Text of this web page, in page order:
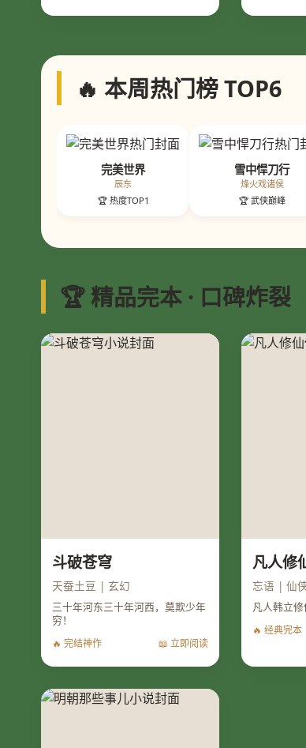
🔥 本周热门榜 TOP6
完美世界
辰东
🏆 热度TOP1
雪中悍刀行
烽火戏诸侯
🏆 武侠巅峰
🏆 精品完本 · 口碑炸裂
斗破苍穹
天蚕土豆 | 玄幻
三十年河东三十年河西，莫欺少年
穷！
🔥 完结神作 📖 立即阅读
凡人修
忘语 | 仙
凡人韩立修
🔥 经典完本